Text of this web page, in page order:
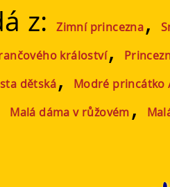
z: Zimní princezna,
králoství,
dětská,
Modré princátko
Malá dáma v růžovém ,